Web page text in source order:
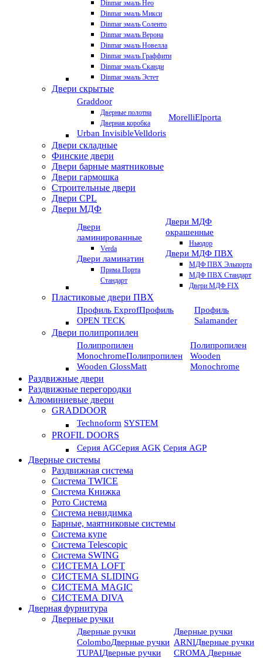
Dinmar эмаль Нео
Dinmar эмаль Микси
Dinmar эмаль Соленто
Dinmar эмаль Верона
Dinmar эмаль Новелла
Dinmar эмаль Граффити
Dinmar эмаль Сканди
Dinmar эмаль Эстет
Двери скрытые
Graddoor
Дверные полотна
Дверная коробка
Urban InvisibleVelldoris
MorelliElporta
Двери складные
Финские двери
Двери барные маятниковые
Двери гармошка
Строительные двери
Двери CРL
Двери МДФ
Двери
ламинированные
Verda
Двери ламинатин
Прима Порта
Стандарт
Двери МДФ
окрашенные
Ньюдор
Двери МДФ ПВХ
МДФ ПВХ Эльпорта
МДФ ПВХ Стандарт
Двери МДФ FIX
Пластиковые двери ПВХ
Профиль ExprofПрофиль
OPEN TECK
Профиль
Salamander
Двери полипропилен
Полипропилен
MonochromeПолипропилен
Wooden GlossMatt
Полипропилен
Wooden
Monochrome
Раздвижные двери
Раздвижные перегородки
Алюминиевые двери
GRADDOOR
Technoform SYSTEM
PROFIL DOORS
Серия AGСерия AGK Серия AGP
Дверные системы
Раздвижная система
Система TWICE
Система Книжка
Рото Система
Система невидимка
Барные, маятниковые системы
Система купе
Система Telescopic
Система SWING
СИСТЕМА LOFT
СИСТЕМА SLIDING
СИСТЕМА MAGIC
СИСТЕМА DIVA
Дверная фурнитура
Дверные ручки
Дверные ручки
ColomboДверные ручки
TUPAIДверные ручки
Дверные ручки
ARNIДверные ручки
CROMA Дверные